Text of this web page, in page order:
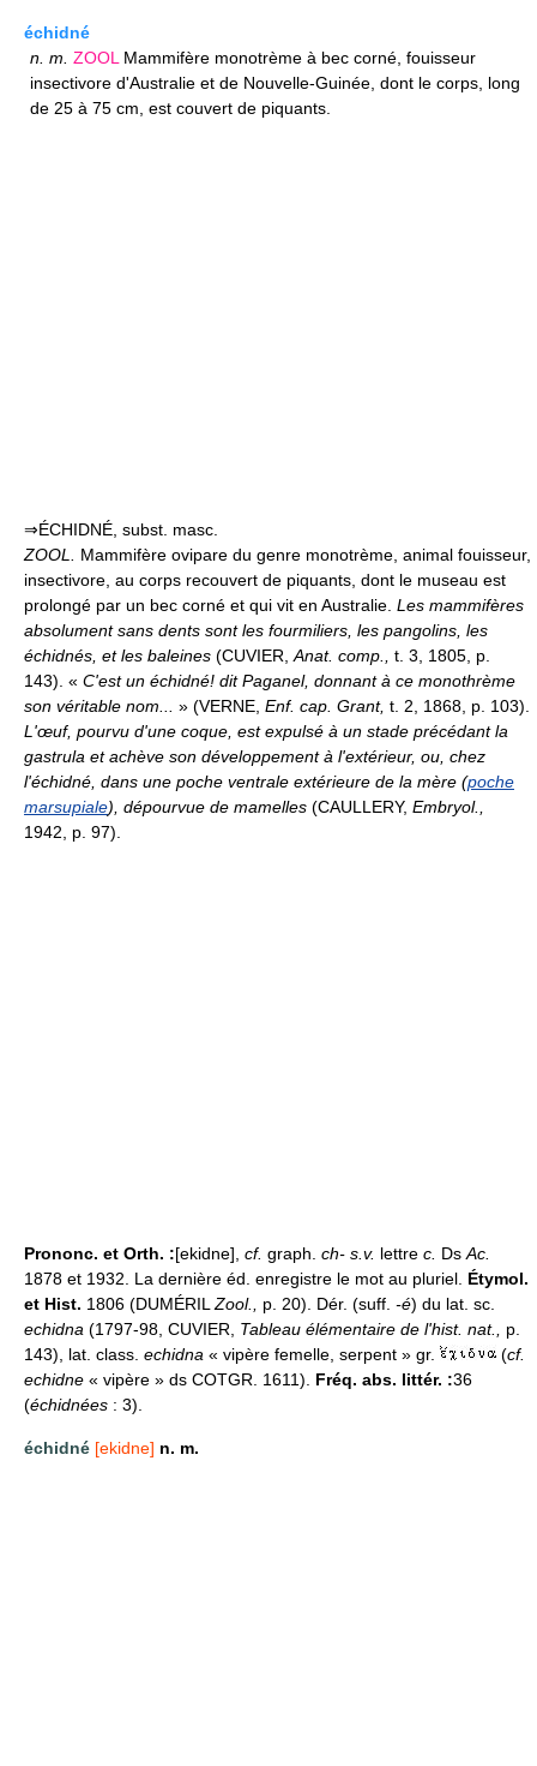
échidné
n. m. ZOOL Mammifère monotrème à bec corné, fouisseur
insectivore d'Australie et de Nouvelle-Guinée, dont le corps, long
de 25 à 75 cm, est couvert de piquants.
⇒ÉCHIDNÉ, subst. masc.
ZOOL. Mammifère ovipare du genre monotrème, animal fouisseur,
insectivore, au corps recouvert de piquants, dont le museau est
prolongé par un bec corné et qui vit en Australie. Les mammifères
absolument sans dents sont les fourmiliers, les pangolins, les
échidnés, et les baleines (CUVIER, Anat. comp., t. 3, 1805, p.
143). « C'est un échidné! dit Paganel, donnant à ce monothrème
son véritable nom...
» (VERNE, Enf. cap. Grant, t. 2, 1868, p. 103).
L'œuf, pourvu d'une coque, est expulsé à un stade précédant la
gastrula et achève son développement à l'extérieur, ou, chez
l'échidné, dans une poche ventrale extérieure de la mère (poche
marsupiale), dépourvue de mamelles (CAULLERY, Embryol.,
1942, p. 97).
Prononc. et Orth. :[ekidne], cf. graph. ch- s.v. lettre c. Ds Ac.
1878 et 1932. La dernière éd. enregistre le mot au pluriel. Étymol.
et Hist. 1806 (DUMÉRIL Zool., p. 20). Dér. (suff. -é) du lat. sc.
echidna (1797-98, CUVIER, Tableau élémentaire de l'hist. nat.,
p.
143), lat. class. echidna « vipère femelle, serpent » gr. (cf.
echidne « vipère » ds COTGR. 1611). Fréq. abs. littér. :36
(échidnées : 3).
échidné [ekidne] n. m.